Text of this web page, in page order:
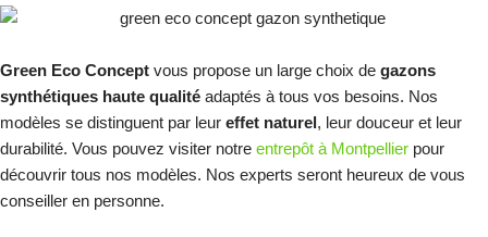
Green Eco Concept vous propose un large choix de gazons
synthétiques haute qualité adaptés à tous vos besoins. Nos
modèles se distinguent par leur effet naturel, leur douceur et leur
durabilité. Vous pouvez visiter notre entrepôt à Montpellier pour
découvrir tous nos modèles. Nos experts seront heureux de vous
conseiller en personne.